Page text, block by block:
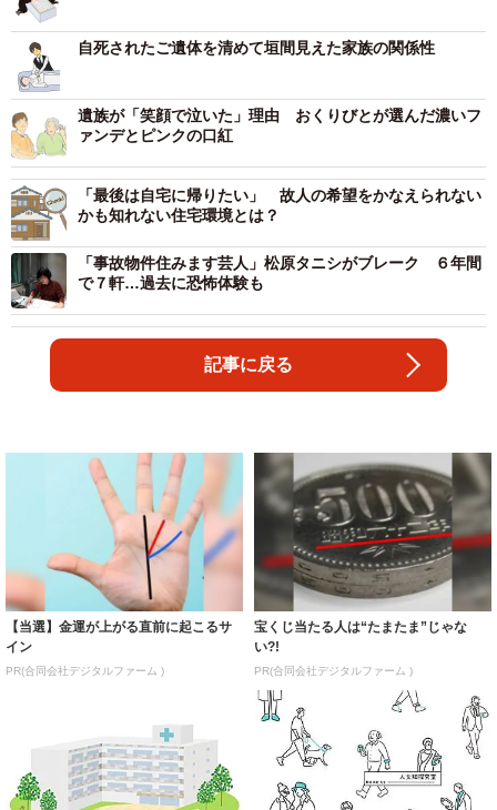
自死されたご遺体を清めて垣間見えた家族の関係性
遺族が「笑顔で泣いた」理由 おくりびとが選んだ濃いフ
ァンデとピンクの口紅
「最後は自宅に帰りたい」 故人の希望をかなえられない
かも知れない住宅環境とは？
「事故物件住みます芸人」松原タニシがブレーク ６年間
で７軒…過去に恐怖体験も
記事に戻る
【当選】金運が上がる直前に起こるサ
イン
PR(合同会社デジタルファーム )
宝くじ当たる人は“たまたま”じゃな
い?!
PR(合同会社デジタルファーム )